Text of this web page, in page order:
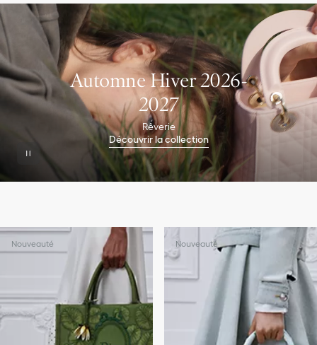
Automne Hiver 2026-
2027
Rêverie
Découvrir la collection
Nouveauté Nouveauté